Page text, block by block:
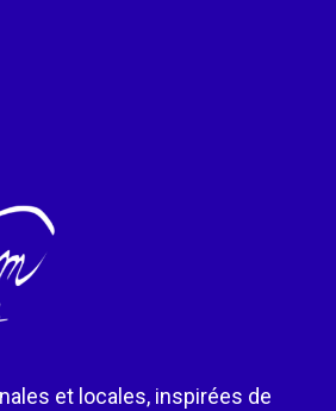
et locales, inspirées de